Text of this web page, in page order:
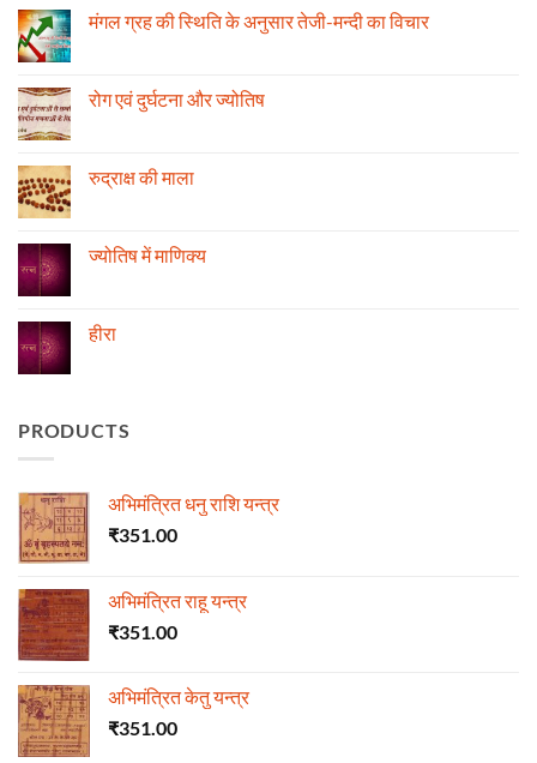
मंगल ग्रह की स्थिति के अनुसार तेजी-मन्दी का विचार
मंगल
ग्रह
अनुसार
तेजी-
रोग एवं दुर्घटना और ज्योतिष
रोग
एवं
रुद्राक्ष की माला
रुद्राक्ष
की
ज्योतिष में माणिक्य
ज्योतिष
मेंहीरा
PRODUCTS
अभिमंत्रित धनु राशि यन्त्र
₹351.00
अभिमंत्रित राहू यन्त्र
₹351.00
अभिमंत्रित केतु यन्त्र
₹351.00